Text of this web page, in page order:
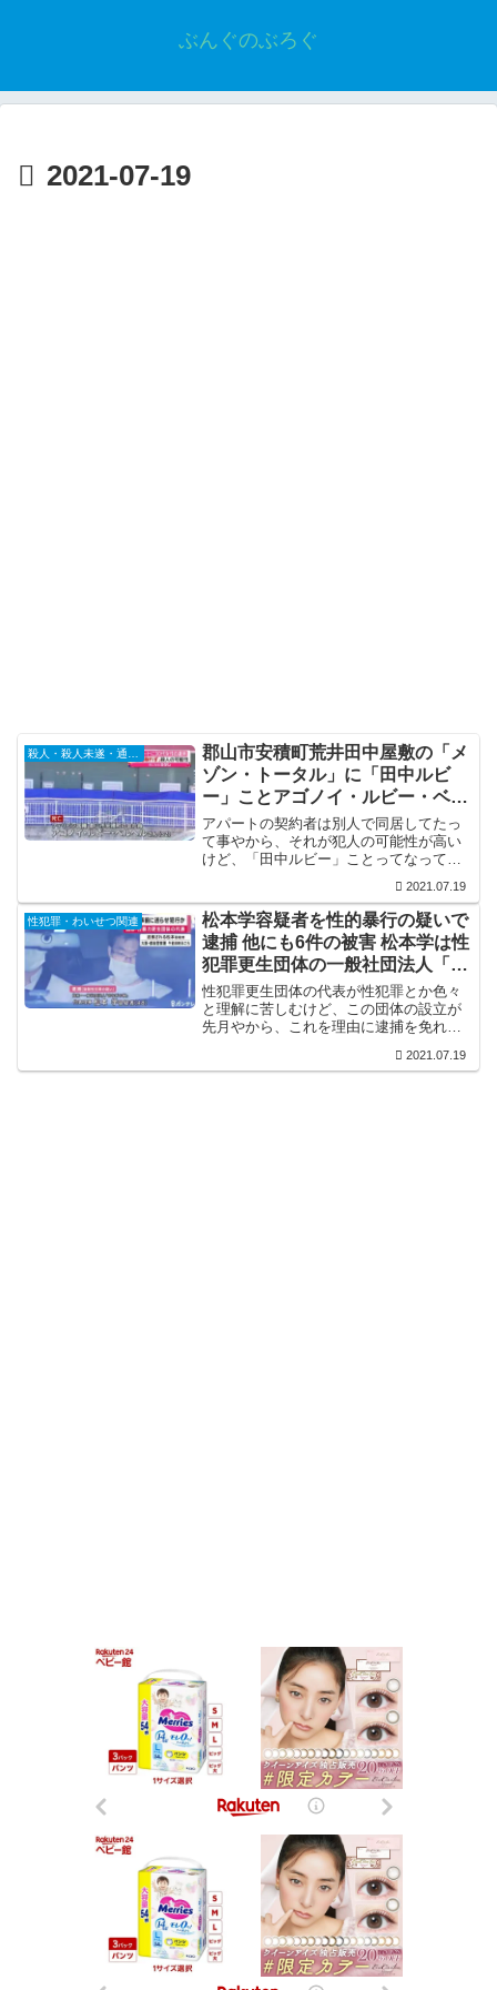
ぶんぐのぶろぐ
2021-07-19
郡山市安積町荒井田中屋敷の「メ
ゾン・トータル」に「田中ルビ
ー」ことアゴノイ・ルビー・ベル
ヘルさんの遺体 殺人で捜査
アパートの契約者は別人で同居してたっ
て事やから、それが犯人の可能性が高い
けど、「田中ルビー」ことってなってる
る事なんやろか？それともフィリピンパ
ブとかでの源氏名？職業は「会社員」に
なってるしなぁ。何ともよく分からんけ
ど、殺人事件なら1日も早く犯人を逮捕し
て欲しいもんです。
2021.07.19
性犯罪・わいせつ関連
松本学容疑者を性的暴行の疑いで
逮捕 他にも6件の被害 松本学は性
犯罪更生団体の一般社団法人「さ
なぎの樹」の代表
性犯罪更生団体の代表が性犯罪とか色々
と理解に苦しむけど、この団体の設立が
先月やから、これを理由に逮捕を免れる
の動画を撮って契約書を書かせて同意を
2021.07.19